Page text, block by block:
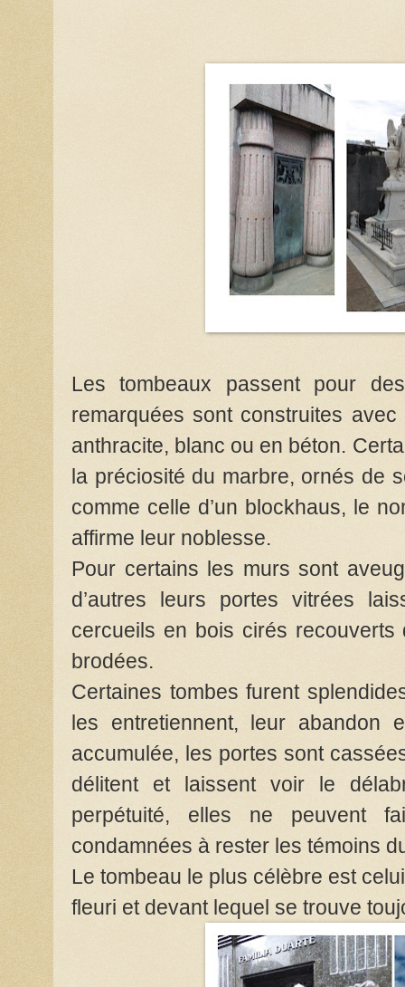
Les tombeaux passent pour
remarquées sont construites
anthracite, blanc ou en béton.
la préciosité du marbre, ornés de
comme celle d’un blockhaus, le
affirme leur noblesse.
Pour certains les murs sont
d’autres leurs portes vitrées
cercueils en bois cirés
brodées.
Certaines tombes furent
les entretiennent, leur abandon
accumulée, les portes sont
délitent et laissent voir le
perpétuité, elles ne peuvent
condamnées à rester les témoins
Le tombeau le plus célèbre est
fleuri et devant lequel se trouve